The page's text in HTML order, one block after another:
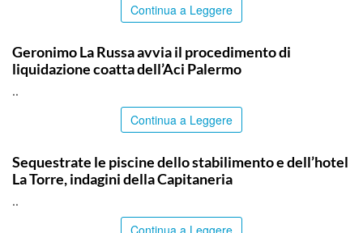
Continua a Leggere
Geronimo La Russa avvia il procedimento di
liquidazione coatta dell’Aci Palermo
..
Continua a Leggere
Sequestrate le piscine dello stabilimento e dell’hotel
La Torre, indagini della Capitaneria
..
Continua a Leggere